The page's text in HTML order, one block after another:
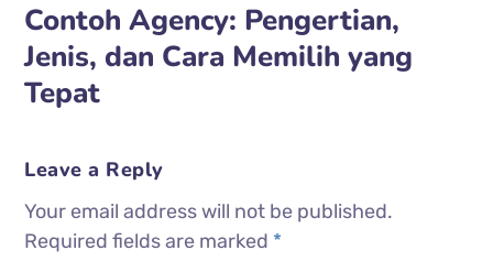
Contoh Agency: Pengertian,
Jenis, dan Cara Memilih yang
Tepat
Leave a Reply
Your email address will not be published.
Required fields are marked *